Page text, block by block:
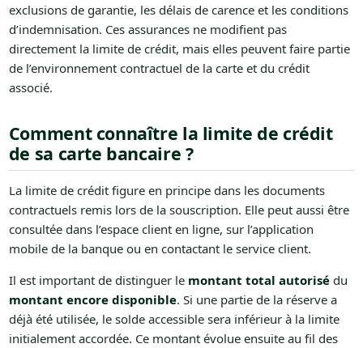
exclusions de garantie, les délais de carence et les conditions
d’indemnisation. Ces assurances ne modifient pas
directement la limite de crédit, mais elles peuvent faire partie
de l’environnement contractuel de la carte et du crédit
associé.
Comment connaître la limite de crédit
de sa carte bancaire ?
La limite de crédit figure en principe dans les documents
contractuels remis lors de la souscription. Elle peut aussi être
consultée dans l’espace client en ligne, sur l’application
mobile de la banque ou en contactant le service client.
Il est important de distinguer le montant total autorisédu
montant encore disponible. Si une partie de la réserve a
déjà été utilisée, le solde accessible sera inférieur à la limite
initialement accordée. Ce montant évolue ensuite au fil des